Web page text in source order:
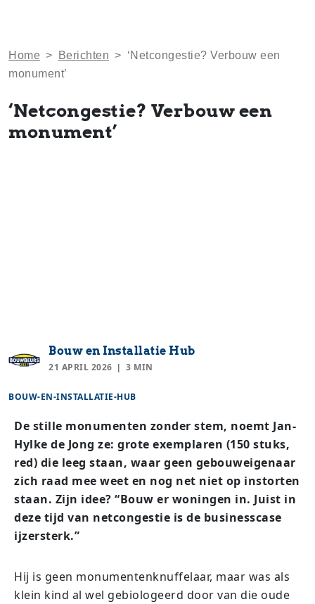
Home > Berichten > ‘Netcongestie? Verbouw een
monument’
‘Netcongestie? Verbouw een
monument’
Bouw en Installatie Hub
21 APRIL 2026 3 MIN
BOUW-EN-INSTALLATIE-HUB
De stille monumenten zonder stem, noemt Jan-
Hylke de Jong ze: grote exemplaren (150 stuks,
red) die leeg staan, waar geen gebouweigenaar
zich raad mee weet en nog net niet op instorten
staan. Zijn idee? “Bouw er woningen in. Juist in
deze tijd van netcongestie is de businesscase
ijzersterk.”
Hij is geen monumentenknuffelaar, maar was als
klein kind al wel gebiologeerd door van die oude